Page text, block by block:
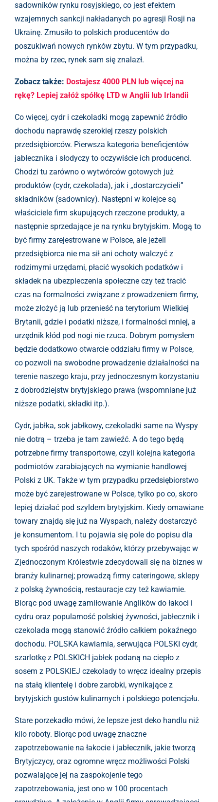
sadowników rynku rosyjskiego, co jest efektem
wzajemnych sankcji nakładanych po agresji Rosji na
Ukrainę. Zmusiło to polskich producentów do
poszukiwań nowych rynków zbytu. W tym przypadku,
można by rzec, rynek sam się znalazł.
Zobacz także: Dostajesz 4000 PLN lub więcej na
rękę? Lepiej załóż spółkę LTD w Anglii lub Irlandii
Co więcej, cydr i czekoladki mogą zapewnić źródło
dochodu naprawdę szerokiej rzeszy polskich
przedsiębiorców. Pierwsza kategoria beneficjentów
jabłecznika i słodyczy to oczywiście ich producenci.
Chodzi tu zarówno o wytwórców gotowych już
produktów (cydr, czekolada), jak i „dostarczycieli”
składników (sadownicy). Następni w kolejce są
właściciele firm skupujących rzeczone produkty, a
następnie sprzedające je na rynku brytyjskim. Mogą to
być firmy zarejestrowane w Polsce, ale jeżeli
przedsiębiorca nie ma sił ani ochoty walczyć z
rodzimymi urzędami, płacić wysokich podatków i
składek na ubezpieczenia społeczne czy też tracić
czas na formalności związane z prowadzeniem firmy,
może złożyć ją lub przenieść na terytorium Wielkiej
Brytanii, gdzie i podatki niższe, i formalności mniej, a
urzędnik kłód pod nogi nie rzuca. Dobrym pomysłem
będzie dodatkowo otwarcie oddziału firmy w Polsce,
co pozwoli na swobodne prowadzenie działalności na
terenie naszego kraju, przy jednoczesnym korzystaniu
z dobrodziejstw brytyjskiego prawa (wspomniane już
niższe podatki, składki itp.).
Cydr, jabłka, sok jabłkowy, czekoladki same na Wyspy
nie dotrą – trzeba je tam zawieźć. A do tego będą
potrzebne firmy transportowe, czyli kolejna kategoria
podmiotów zarabiających na wymianie handlowej
Polski z UK. Także w tym przypadku przedsiębiorstwo
może być zarejestrowane w Polsce, tylko po co, skoro
lepiej działać pod szyldem brytyjskim. Kiedy omawiane
towary znajdą się już na Wyspach, należy dostarczyć
je konsumentom. I tu pojawia się pole do popisu dla
tych spośród naszych rodaków, którzy przebywając w
Zjednoczonym Królestwie zdecydowali się na biznes w
branży kulinarnej; prowadzą firmy cateringowe, sklepy
z polską żywnością, restauracje czy też kawiarnie.
Biorąc pod uwagę zamiłowanie Anglików do łakoci i
cydru oraz popularność polskiej żywności, jabłecznik i
czekolada mogą stanowić źródło całkiem pokaźnego
dochodu. POLSKA kawiarnia, serwująca POLSKI cydr,
szarlotkę z POLSKICH jabłek podaną na ciepło z
sosem z POLSKIEJ czekolady to wręcz idealny przepis
na stałą klientelę i dobre zarobki, wynikające z
brytyjskich gustów kulinarnych i polskiego potencjału.
Stare porzekadło mówi, że lepsze jest deko handlu niż
kilo roboty. Biorąc pod uwagę znaczne
zapotrzebowanie na łakocie i jabłecznik, jakie tworzą
Brytyjczycy, oraz ogromne wręcz możliwości Polski
pozwalające jej na zaspokojenie tego
zapotrzebowania, jest ono w 100 procentach